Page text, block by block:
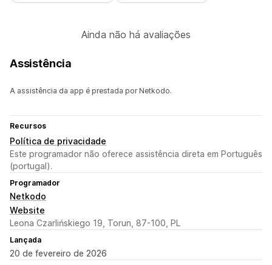
Ainda não há avaliações
Assistência
A assistência da app é prestada por Netkodo.
Recursos
Política de privacidade
Este programador não oferece assistência direta em Português
(portugal).
Programador
Netkodo
Website
Leona Czarlińskiego 19, Torun, 87-100, PL
Lançada
20 de fevereiro de 2026